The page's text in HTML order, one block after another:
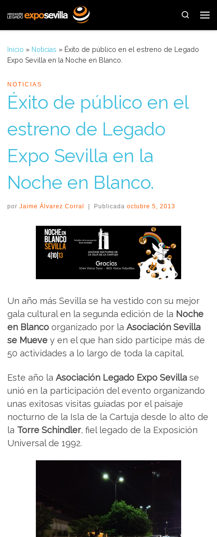
Saltar al contenido
Search
Inicio » Noticias » Éxito de público en el estreno de Legado
Expo Sevilla en la Noche en Blanco.
NOTICIAS
Éxito de público en el
estreno de Legado
Expo Sevilla en la
Noche en Blanco.
por Jaime Álvarez Corral | Publicada octubre 5, 2013
Un año más Sevilla se ha vestido con su mejor
gala cultural en la segunda edición de la Noche
en Blanco organizado por la Asociación Sevilla
se Mueve y en el que han sido participe más de
50 actividades a lo largo de toda la capital.
Este año la Asociación Legado Expo Sevilla se
unió en la participación del evento organizando
unas exitosas visitas guiadas por el paisaje
nocturno de la Isla de la Cartuja desde lo alto de
la Torre Schindler, fiel legado de la Exposición
Universal de 1992.